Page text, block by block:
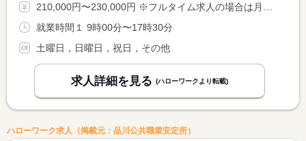
210,000円〜230,000円 ※フルタイム求人の場合は月額（換算額）、パート求人の場合は時間額を表示しています。
就業時間１ 9時00分〜17時30分
土曜日，日曜日，祝日，その他
求人詳細を見る (ハローワークより転載)
ハローワーク求人（掲載元：品川公共職業安定所）